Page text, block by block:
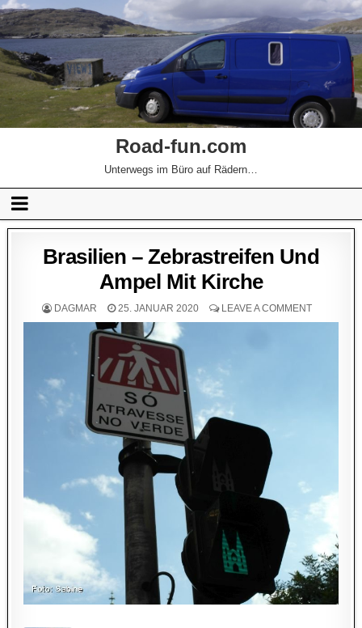
Road-fun.com
Unterwegs im Büro auf Rädern…
Brasilien – Zebrastreifen Und
Ampel Mit Kirche
DAGMAR 25. JANUAR 2020 LEAVE A COMMENT